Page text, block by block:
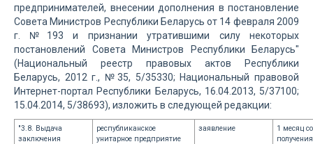
предпринимателей, внесении дополнения в постановление
Совета Министров Республики Беларусь от 14 февраля 2009
г. №193 и признании утратившими силу некоторых
постановлений Совета Министров Республики Беларусь"
(Национальный реестр правовых актов Республики
Беларусь, 2012 г., №35, 5/35330; Национальный правовой
Интернет-портал Республики Беларусь, 16.04.2013, 5/37100;
15.04.2014, 5/38693), изложить в следующей редакции:
"3.8. Выдача
заключения
республиканское
унитарное предприятие
заявление
1 месяц